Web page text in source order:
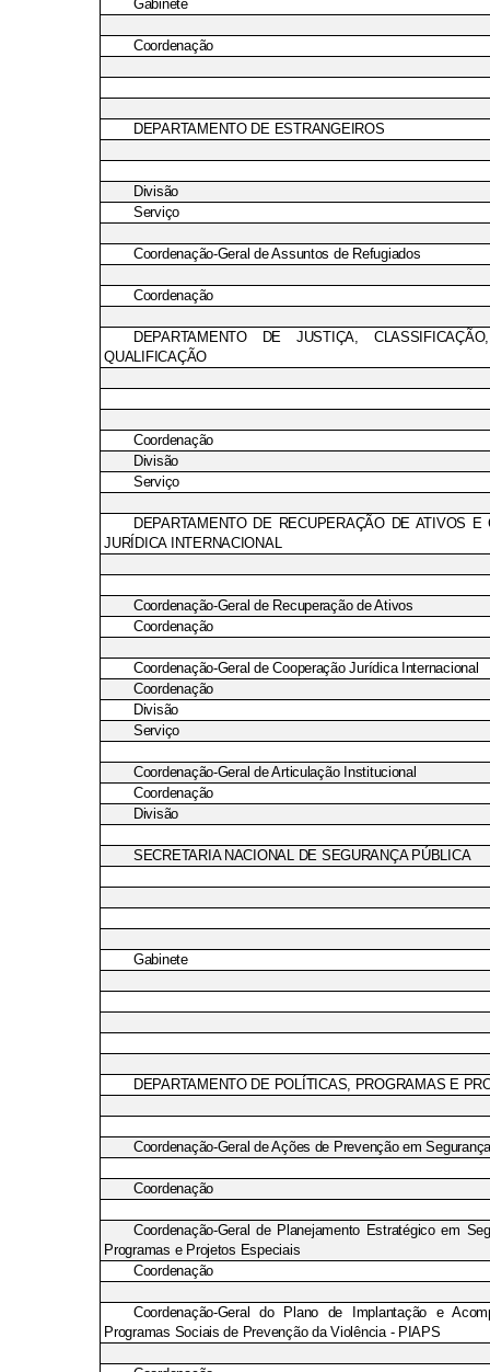
Gabinete
Coordenação
DEPARTAMENTO DE ESTRANGEIROS
Divisão
Serviço
Coordenação-Geral de Assuntos de Refugiados
Coordenação
DEPARTAMENTO DE JUSTIÇA,
QUALIFICAÇÃO
Coordenação
Divisão
Serviço
DEPARTAMENTO DE RECUPERAÇÃO DE ATIVOS E
JURÍDICA INTERNACIONAL
Coordenação-Geral de Recuperação de Ativos
Coordenação
Coordenação-Geral de Cooperação Jurídica Internacional
Coordenação
Divisão
Serviço
Coordenação-Geral de Articulação Institucional
Coordenação
Divisão
SECRETARIA NACIONAL DE SEGURANÇA PÚBLICA
Gabinete
DEPARTAMENTO DE POLÍTICAS, PROGRAMAS E
Coordenação-Geral de Ações de Prevenção em
Coordenação
Coordenação-Geral de Planejamento Estratégico em
Programas e Projetos Especiais
Coordenação
Coordenação-Geral do Plano de Implantação e
Programas Sociais de Prevenção da Violência - PIAPS